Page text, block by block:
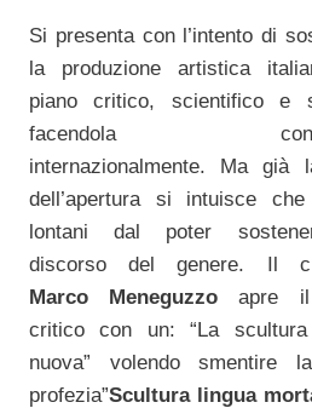
Si presenta con l’intento di
la produzione artistica
piano critico, scientifico e
facendola
internazionalmente. Ma già
dell’apertura si intuisce
lontani dal poter
discorso del genere. Il
Marco Meneguzzo apre il
critico con un: “La scultura
nuova” volendo smentire
profezia”Scultura lingua